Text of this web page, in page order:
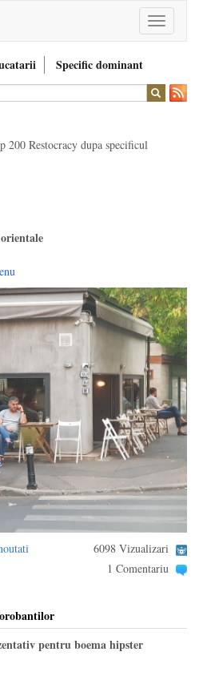
Toggle
navigation
Specific dominant
200 Restocracy dupa specificul
6098 Vizualizari
1 Comentariu
pentru boema hipster